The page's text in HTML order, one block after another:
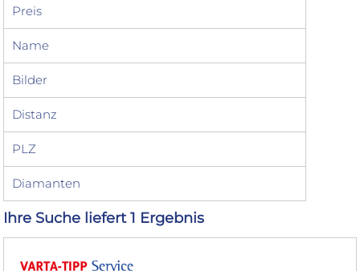
Preis
Name
Bilder
Distanz
PLZ
Diamanten
Ihre Suche liefert 1 Ergebnis